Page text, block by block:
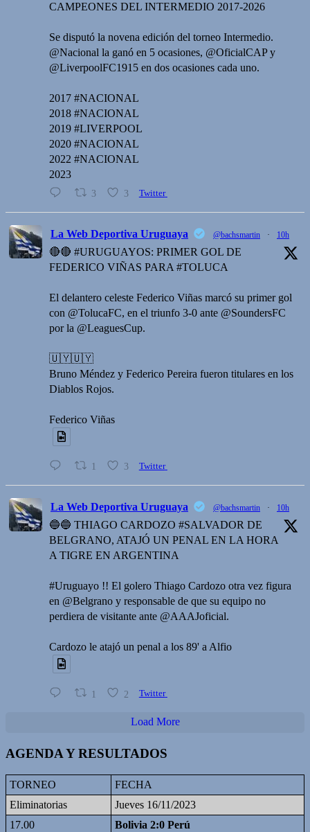
CAMPEONES DEL INTERMEDIO 2017-2026
Se disputó la novena edición del torneo Intermedio.
@Nacional la ganó en 5 ocasiones, @OficialCAP y
@LiverpoolFC1915 en dos ocasiones cada uno.
2017 #NACIONAL
2018 #NACIONAL
2019 #LIVERPOOL
2020 #NACIONAL
2022 #NACIONAL
2023
3 3 Twitter
La Web Deportiva Uruguaya @bachsmartin · 10h
🔴🔴 #URUGUAYOS: PRIMER GOL DE
FEDERICO VIÑAS PARA #TOLUCA
El delantero celeste Federico Viñas marcó su primer gol
con @TolucaFC, en el triunfo 3-0 ante @SoundersFC
por la @LeaguesCup.
🇺🇾🇺🇾
Bruno Méndez y Federico Pereira fueron titulares en los
Diablos Rojos.
Federico Viñas
1 3 Twitter
La Web Deportiva Uruguaya @bachsmartin · 10h
🔵🔵 THIAGO CARDOZO #SALVADOR DE
BELGRANO, ATAJÓ UN PENAL EN LA HORA
A TIGRE EN ARGENTINA
#Uruguayo !! El golero Thiago Cardozo otra vez figura
en @Belgrano y responsable de que su equipo no
perdiera de visitante ante @AAAJoficial.
Cardozo le atajó un penal a los 89' a Alfio
1 2 Twitter
Load More
AGENDA Y RESULTADOS
TORNEO
FECHA
Eliminatorias
Jueves 16/11/2023
17.00
Bolivia 2:0 Perú